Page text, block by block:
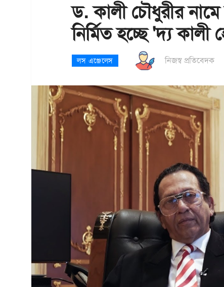
ড. কালী চৌধুরীর
নির্মিত হচ্ছে 'দ্য
লস এঞ্জেলেস নিজস্ব প্রতিবেদক